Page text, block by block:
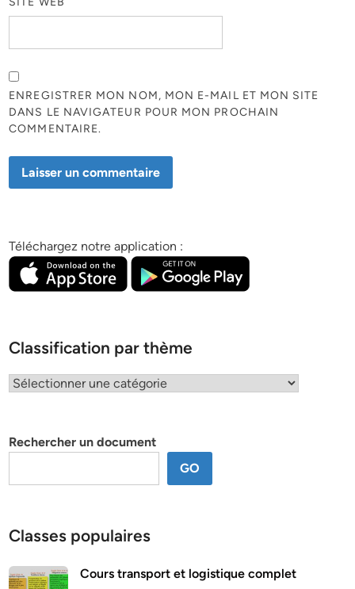
ENREGISTRER MON NOM, MON E-MAIL ET MON SITE
DANS LE NAVIGATEUR POUR MON PROCHAIN
COMMENTAIRE.
Téléchargez notre application :
Classification par thème
Classification
Rechercher un document
GO
Classes populaires
Cours transport et logistique complet